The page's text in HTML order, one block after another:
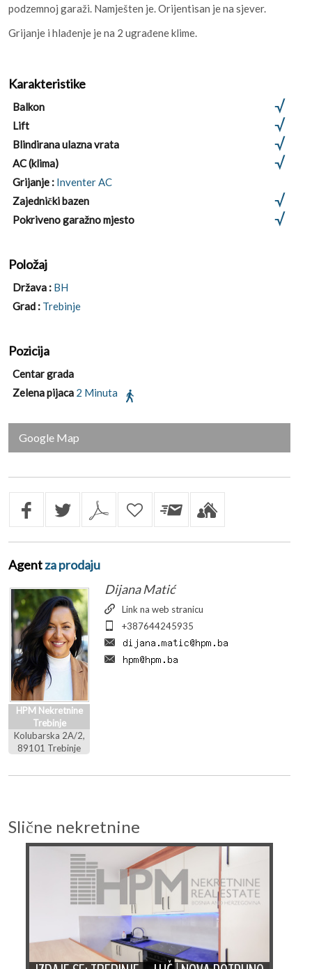
podzemnoj garaži. Namješten je. Orijentisan je na sjever.
Grijanje i hlađenje je na 2 ugrađene klime.
Karakteristike
Balkon
Lift
Blindirana ulazna vrata
AC (klima)
Grijanje : Inventer AC
Zajednički bazen
Pokriveno garažno mjesto
Položaj
Država : BH
Grad : Trebinje
Pozicija
Centar grada
Zelena pijaca 2 Minuta
Google Map
Agentza prodaju
HPM Nekretnine
Trebinje
Kolubarska 2A/2,
89101 Trebinje
Dijana Matić
Link na web stranicu
+387644245935
Slične nekretnine